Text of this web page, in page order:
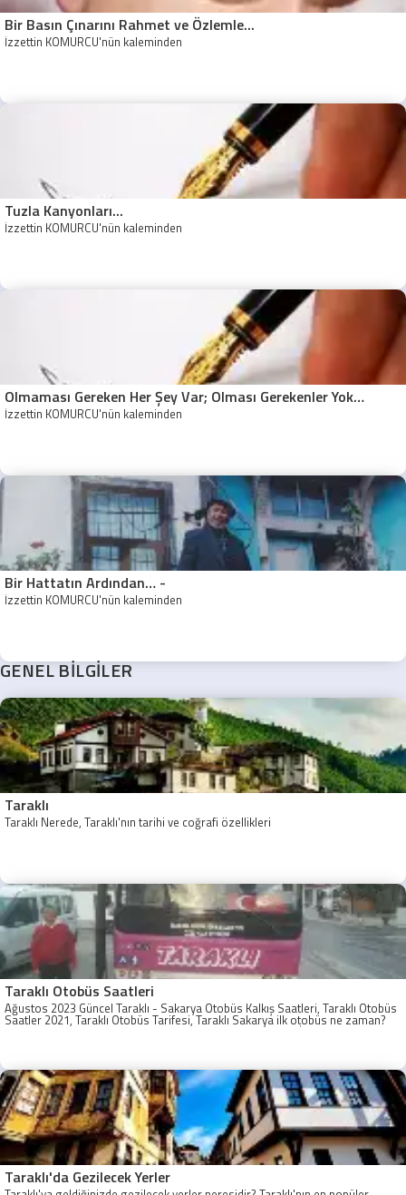
Bir Basın Çınarını Rahmet ve Özlemle...
İzzettin KÖMÜRCÜ'nün kaleminden
Tuzla Kanyonları...
İzzettin KÖMÜRCÜ'nün kaleminden
Olmaması Gereken Her Şey Var; Olması Gerekenler Yok…
İzzettin KÖMÜRCÜ'nün kaleminden
Bir Hattatın Ardından… -
İzzettin KÖMÜRCÜ'nün kaleminden
GENEL BİLGİLER
Taraklı
Taraklı Nerede, Taraklı'nın tarihi ve coğrafi özellikleri
Taraklı Otobüs Saatleri
Ağustos 2023 Güncel Taraklı - Sakarya Otobüs Kalkış Saatleri, Taraklı Otobüs
Saatler 2021, Taraklı Otobüs Tarifesi, Taraklı Sakarya ilk otobüs ne zaman?
Taraklı - Sakarya Son Otobüs Ne zaman? Sakarya Taraklı İlk Otobüs Ne
Taraklı'da Gezilecek Yerler